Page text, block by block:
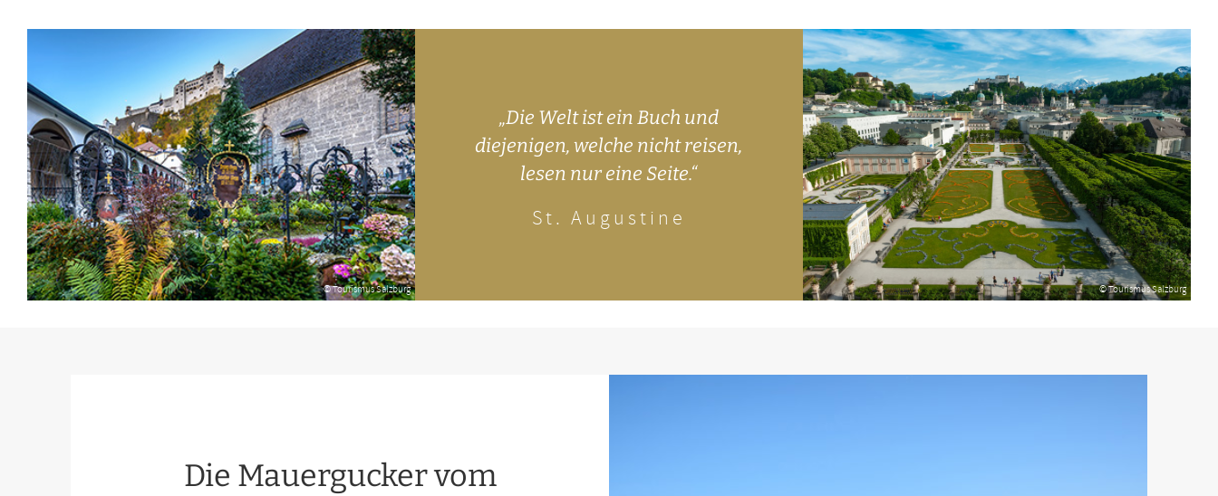
© Tourismus Salzburg
„Die Welt ist ein Buch und
diejenigen, welche nicht reisen,
lesen nur eine Seite.“
St. Augustine
© Tourismus Salzburg
Die Mauergucker vom